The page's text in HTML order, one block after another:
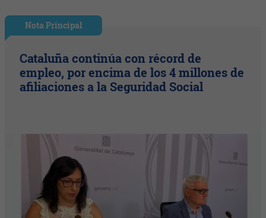
Nota Principal
Cataluña continúa con récord de
empleo, por encima de los 4 millones de
afiliaciones a la Seguridad Social